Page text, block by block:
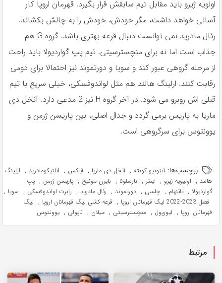
اولويه ژيرو بايد مقابل تيم سابقش قرار بگيرد. قهرمان اروپا كار
آسانى خواهد داشت، مگر خودش، خودش را به چالش بكشاند.
رئال مادريد نمى توانست دنبال قرعه بهترى باشد. گروه G هم
جذاب است اما نه براى منچسترسيتى. تيم پپ گوارديولا بايد راحت
از مرحله گروهى عبور كند و سويا و دورتموند نيز احتمالا براى دومى
رقابت كنند. ارلينگ هالند هم مثل لواندوفسكى، خيلى سريع با تيم
قبلى اش روبرو مى شود. در آخر گروه H نيز 2 مدعى دارد. آنخل دى
ماريا به پاريس برمى گردد و جدال اصلى، بين پاريسن ژرمن و
يوونتوس براى سرگروهى است.
برچسب‌ها: آنتونیو کونته , آنخل دی ماریا , آیاکس , اتلتیکومادرید , ارلینگ
هالند , اولیویه ژیرو , اینتر , بارسلونا , بایرن مونیخ , پاریسن ژرمن , پپ
گواردیولا , تاتنهام , چلسی , دورتموند , رئال مادرید , رابرت لواندوفسکی , سویا ,
فصل 2023-2022 لیگ قهرمانان اروپا , قرعه کشی لیگ قهرمانان اروپا , لیگ
قهرمانان اروپا , لیورپول , منچسترسیتی , میلان , ناپولی , یوونتوس
مرتبط